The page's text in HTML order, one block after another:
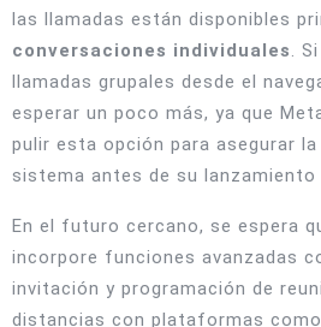
las llamadas están disponibles
conversaciones individuales.
llamadas grupales desde el
esperar un poco más, ya que
pulir esta opción para asegurar
sistema antes de su lanzamiento
En el futuro cercano, se espera
incorpore funciones avanzadas
invitación y programación de
distancias con plataformas